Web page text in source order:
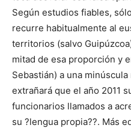
Según estudios fiables,
recurre habitualmente al
territorios (salvo
mitad de esa proporción y
Sebastián) a una
extrañará que el año 2011
funcionarios llamados a
su ?lengua propia??. Más